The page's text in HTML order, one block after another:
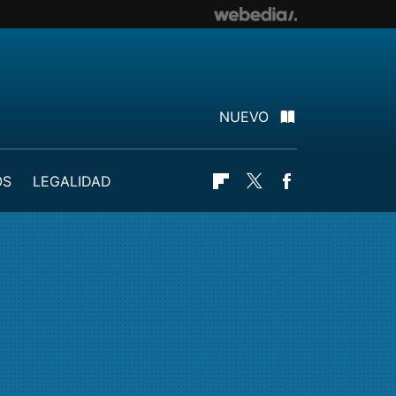
NUEVO
LEGALIDAD Flipboard
Twitter